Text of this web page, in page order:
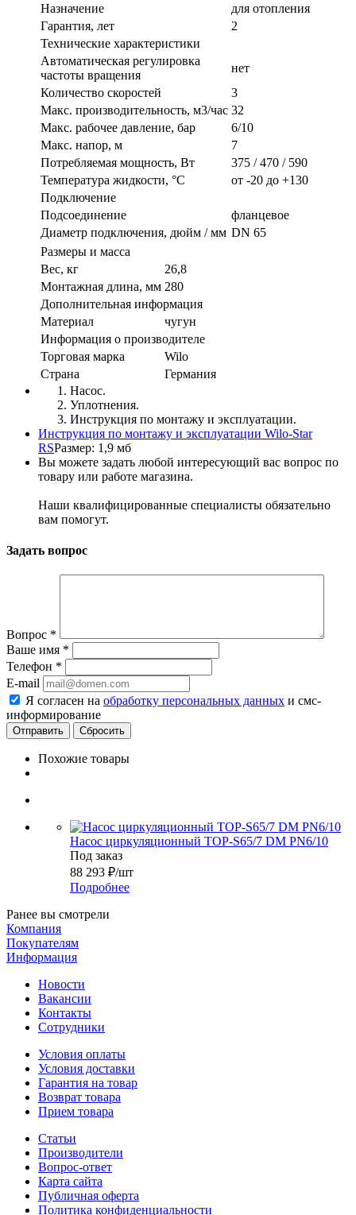
Назначение
для отопления
Гарантия, лет
2
Технические характеристики
Автоматическая регулировка
частоты вращения
нет
Количество скоростей
3
Макс. производительность, м3/час 32
Макс. рабочее давление, бар
6/10
Макс. напор, м
7
Потребляемая мощность, Вт
375 / 470 / 590
Температура жидкости, °C
от -20 до +130
Подключение
Подсоединение
фланцевое
Диаметр подключения, дюйм / мм DN 65
Размеры и масса
Вес, кг
26,8
Монтажная длина, мм 280
Дополнительная информация
Материал
чугун
Информация о производителе
Торговая марка
Wilo
Страна
Германия
Насос.
Уплотнения.
Инструкция по монтажу и эксплуатации.
Инструкция по монтажу и эксплуатации Wilo-Star
RSРазмер: 1,9 мб
Вы можете задать любой интересующий вас вопрос по
товару или работе магазина.
Наши квалифицированные специалисты обязательно
вам помогут.
Задать вопрос
Вопрос *
Ваше имя *
Телефон *
E-mail
Я согласен на обработку персональных данных и смс-
информирование
Сбросить
Похожие товары
Насос циркуляционный TOP-S65/7 DM PN6/10
Под заказ
88 293 ₽/шт
Подробнее
Ранее вы смотрели
Компания
Покупателям
Информация
Новости
Вакансии
Контакты
Сотрудники
Условия оплаты
Условия доставки
Гарантия на товар
Возврат товара
Прием товара
Статьи
Производители
Вопрос-ответ
Карта сайта
Публичная оферта
Политика конфиденциальности